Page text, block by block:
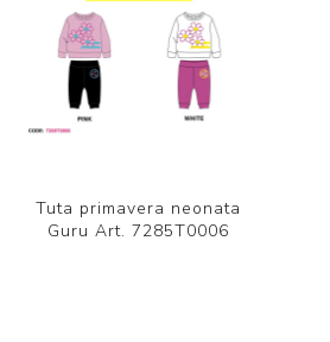
Tuta primavera neonata
Guru Art. 7285T0006